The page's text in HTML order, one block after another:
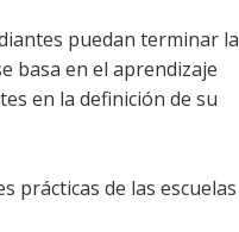
puedan terminar la
basa en el aprendizaje
en la definición de su
prácticas de las escuelas